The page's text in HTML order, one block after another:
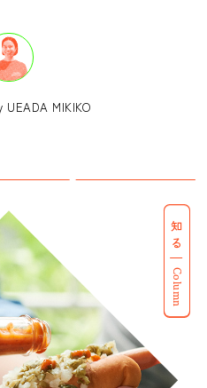
UEADA MIKIKO
知る
Column